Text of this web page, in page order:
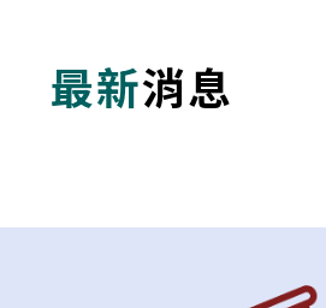
最新消息